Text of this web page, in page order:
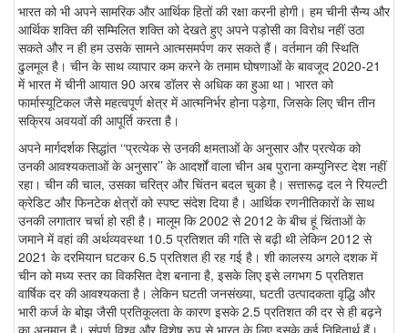
भारत को भी अपने सामरिक और आर्थिक हितों की रक्षा करनी होगी। हम चीनी सैन्य और
आर्थिक शक्ति की सम्मिलित शक्ति को देखते हुए अपने पड़ोसी का विरोध नहीं उठा
सकते और न ही हम उसके सामने आत्मसमर्पण कर सकते हैं। वर्तमान की स्थिति
ढुलमूल है। चीन के साथ व्यापार कम करने के तमाम घोषणाओं के बावजूद 2020-21
में भारत में चीनी आयात 90 अरब डॉलर से अधिक का हुआ था। भारत को
फार्मास्यूटिकल जैसे महत्वपूर्ण क्षेत्र में आत्मनिर्भर होना पड़ेगा, जिसके लिए चीन तीन
सक्रिय अवयवों की आपूर्ति करता है।
अपने मार्गदर्शक सिद्धांत ‘‘प्रत्येक से उनकी क्षमताओं के अनुसार और प्रत्येक को
उनकी आवश्यकताओं के अनुसार’’ के आदर्शों वाला चीन अब पुराना कम्युनिस्ट देश नहीं
रहा। चीन की चाल, उसका चरित्र और चिंतन बदल चुका है। सत्तारूढ़ दल ने रियल्टी
क्रेडिट और फिनटेक क्षेत्रों को स्पष्ट संदेश दिया है। आर्थिक रणनीतिकारों के साथ
उनकी लगातार चर्चा हो रही है। मालूम कि 2002 से 2012 के बीच हूं चिंताओं के
जमाने में वहां की अर्थव्यवस्था 10.5 प्रतिशत की गति से बढ़ी थी लेकिन 2012 से
2021 के दरमियान घटकर 6.5 प्रतिशत ही रह गई है। शी कालस्य अगले दशक में
चीन को मध्य स्तर का विकसित देश बनाना है, इसके लिए इसे लगभग 5 प्रतिशत
वार्षिक दर की आवश्यकता है। लेकिन घटती जनसंख्या, घटती उत्पादकता वृद्धि और
भारी कर्ज के बोझ जैसी प्रतिकूलता के कारण इसके 2.5 प्रतिशत की दर से ही बढ़ने
का अनुमान है। संपूर्ण विश्व और विशेष रुप से भारत के लिए इसके कई निहितार्थ हैं।